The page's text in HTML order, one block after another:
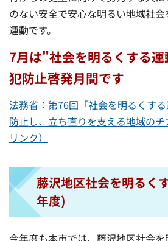
のない安全で安心な明るい地域社
運動です。
7月は"社会を明るくする
犯防止啓発月間です
法務省：第76回「社会を明るくす
防止し、立ち直りを支える地域の
リンク）
藤沢地区社会を明るく
年度)
今年度も本市では、藤沢地区社会